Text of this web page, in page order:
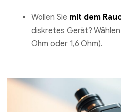
Wollen Sie mit dem
diskretes Gerät? Wählen
Ohm oder 1,6 Ohm).
Sub-Ohm-Spulen